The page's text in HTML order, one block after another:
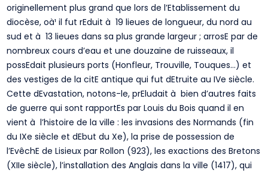
originellement plus grand que lors de l’Etablissement du
diocèse, oà¹ il fut rEduit à 19 lieues de longueur, du nord au
sud et à 13 lieues dans sa plus grande largeur ; arrosE par de
nombreux cours d’eau et une douzaine de ruisseaux, il
possEdait plusieurs ports (Honfleur, Trouville, Touques…) et
des vestiges de la citE antique qui fut dEtruite au IVe siècle.
Cette dEvastation, notons-le, prEludait à bien d’autres faits
de guerre qui sont rapportEs par Louis du Bois quand il en
vient à l’histoire de la ville : les invasions des Normands (fin
du IXe siècle et dEbut du Xe), la prise de possession de
l’EvêchE de Lisieux par Rollon (923), les exactions des Bretons
(XIIe siècle), l’installation des Anglais dans la ville (1417), qui